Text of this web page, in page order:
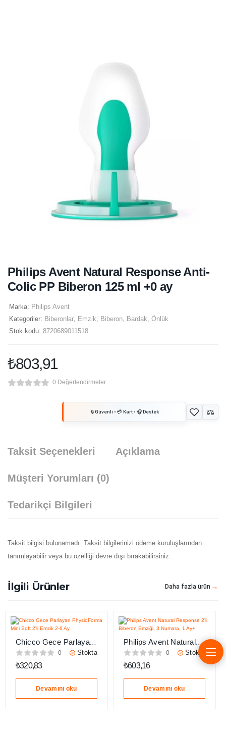
Philips Avent Natural Response Anti-
Colic PP Biberon 125 ml +0 ay
Marka: Philips Avent
Kategoriler: Biberonlar, Emzik, Biberon, Bardak, Önlük
Stok kodu: 8720689011518
₺803,91
0 Değerlendirmeler
Taksit Seçenekleri Açıklama
Müşteri Yorumları (0)
Tedarikçi Bilgileri
Taksit bilgisi bulunamadı. Taksit bilgilerinizi ödeme kuruluşlarından
tanımlayabilir veya bu özelliği devre dışı bırakabilirsiniz.
İlgili Ürünler Daha fazla ürün
Chicco Gece Parlayan
PhysioForma Mini Soft
0 Stokta
₺320,83
Devamını oku
Philips Avent Natural
Response 2’li Biberon
Ay+
0 Stokta
₺603,16
Devamını oku